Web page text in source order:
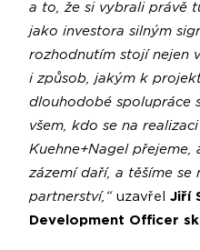
a to, že si vybrali právě
jako investora silným
rozhodnutím stojí nejen
i způsob, jakým k
dlouhodobé spolupráce
všem, kdo se na
Kuehne+Nagel přejeme,
zázemí daří, a těšíme se
partnerství,“ uzavřel Jiří
Development Officer